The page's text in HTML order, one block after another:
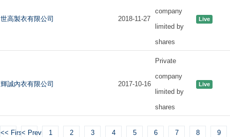
世高製衣有限公司 2018-11-27
company
limited by
shares
Live
輝誠內衣有限公司 2017-10-16
Private
company
limited by
shares
Live
<< First< Previous1 2 3 4 5 6 7 8 9